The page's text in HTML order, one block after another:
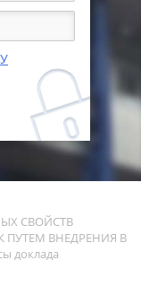
СВОЙСТВ
ВНЕДРЕНИЯ В
доклада